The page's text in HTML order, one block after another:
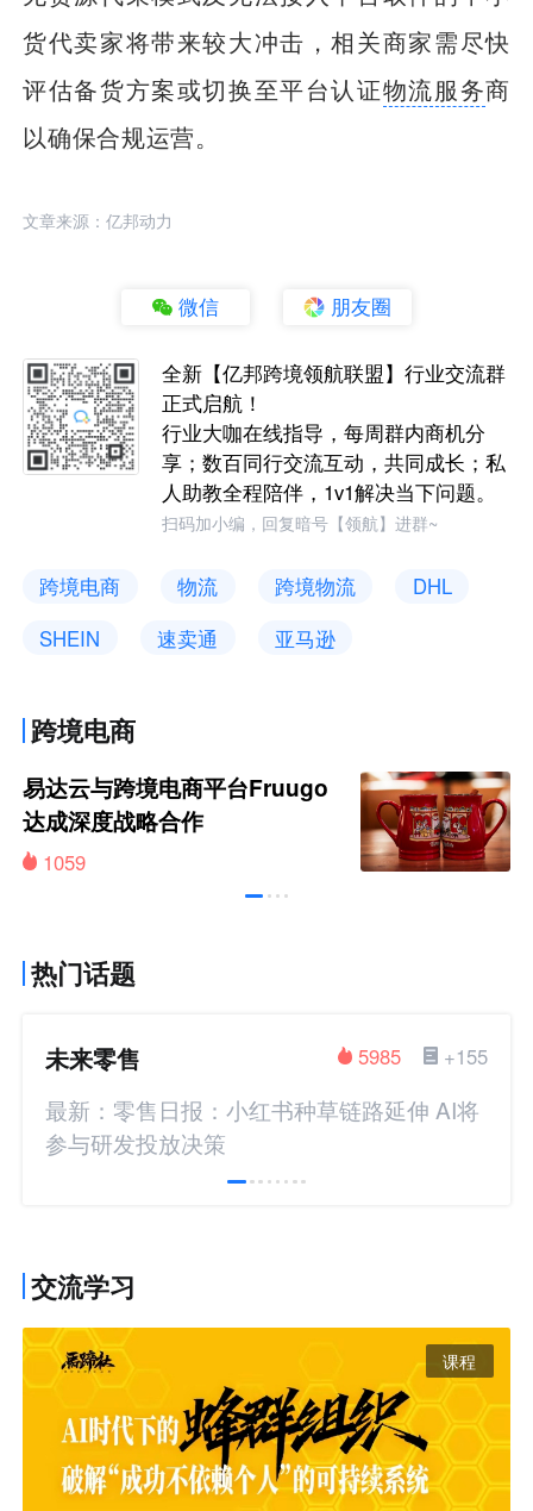
货代卖家将带来较大冲击，相关商家需尽快
评估备货方案或切换至平台认证物流服务商
以确保合规运营。
文章来源：亿邦动力
微信 朋友圈
全新【亿邦跨境领航联盟】行业交流群
正式启航！
行业大咖在线指导，每周群内商机分
享；数百同行交流互动，共同成长；私
人助教全程陪伴，1v1解决当下问题。
扫码加小编，回复暗号【领航】进群~
跨境电商 物流 跨境物流
DHL
SHEIN
速卖通 亚马逊
跨境电商
易达云与跨境电商平台Fruugo
达成深度战略合作
1059
热门话题
未来零售 +155
5985
最新：零售日报：小红书种草链路延伸 AI将
参与研发投放决策
交流学习
课程